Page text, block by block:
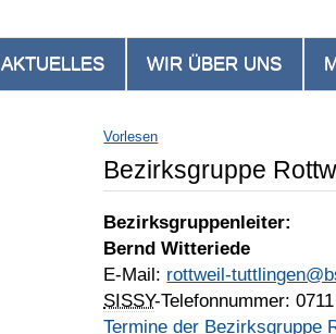
AKTUELLES WIR ÜBER UNS
Vorlesen
Bezirksgruppe
Bezirksgruppenleiter:
Bernd Witteriede
E-Mail: rottweil-
SISSY-Telefonnummer:
Termine der Bezirksgruppe